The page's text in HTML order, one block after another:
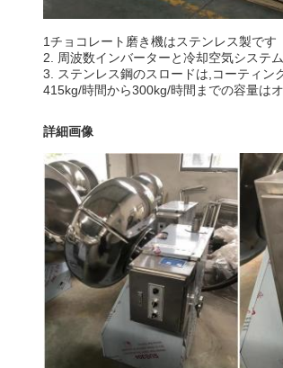
1チョコレート磨き機はステンレス製です
2. 周波数インバーターと冷却空気システ
3. ステンレス鋼のスロードは,コーティン
415kg/時間から300kg/時間までの容量は
詳細画像